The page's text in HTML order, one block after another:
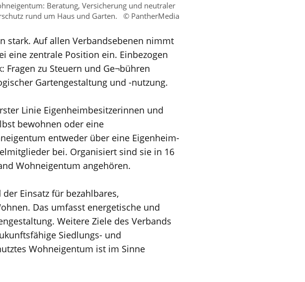
Beratung, Versicherung und neutraler
rund um Haus und Garten. © PantherMedia
stark. Auf allen Verbandsebenen nimmt
eine zentrale Position ein. Einbezogen
zu Steuern und Ge¬bühren
Gartengestaltung und -nutzung.
Linie Eigenheimbesitzerinnen und
bewohnen oder eine
entweder über eine Eigenheim-
bei. Organisiert sind sie in 16
Wohneigentum angehören.
der Einsatz für bezahlbares,
Das umfasst energetische und
Weitere Ziele des Verbands
Siedlungs- und
Wohneigentum ist im Sinne